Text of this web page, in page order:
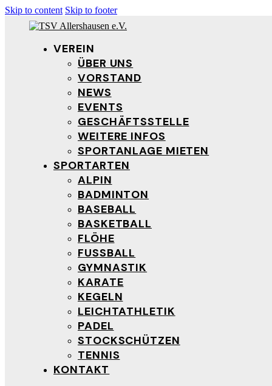
Skip to content Skip to footer
VEREIN
ÜBER UNS
VORSTAND
NEWS
EVENTS
GESCHÄFTSSTELLE
WEITERE INFOS
SPORTANLAGE MIETEN
SPORTARTEN
ALPIN
BADMINTON
BASEBALL
BASKETBALL
FLÖHE
FUSSBALL
GYMNASTIK
KARATE
KEGELN
LEICHTATHLETIK
PADEL
STOCKSCHÜTZEN
TENNIS
KONTAKT